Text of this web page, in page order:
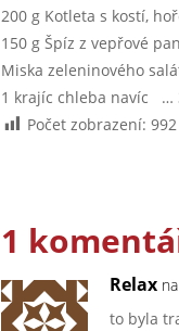
200 g Kotleta s kostí,
150 g Špíz z vepřové
Miska zeleninového
1 krajíc chleba navíc …
Počet zobrazení: 992
1
Relax
to byla